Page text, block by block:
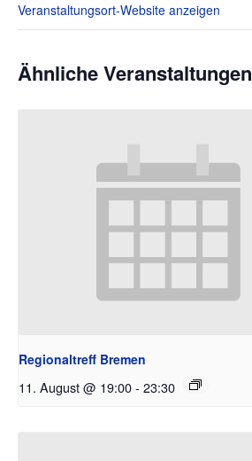
Veranstaltungsort-Website anzeigen
Ähnliche Veranstaltungen
Regionaltreff Bremen
11. August @ 19:00- 23:30